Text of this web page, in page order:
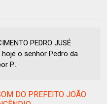
PEDRO JUSÉ
o senhor Pedro da
P...
DO PREFEITO JOÃO